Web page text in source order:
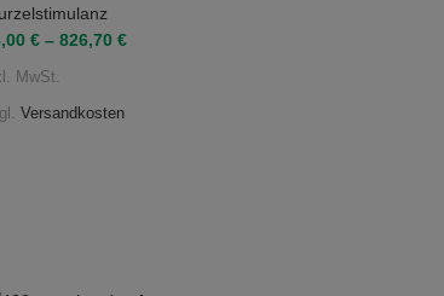
€ – 826,70 €
MwSt.
Versandkosten